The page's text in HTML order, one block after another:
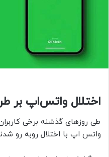
اختلال واتس‌اپ بر
طی روزهای گذشنه برخی
واتس اپ با اختلال روبه رو